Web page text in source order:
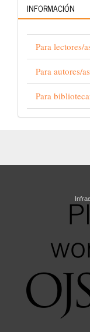
INFORMACIÓN
Para lectores/
Para autores/as
Para